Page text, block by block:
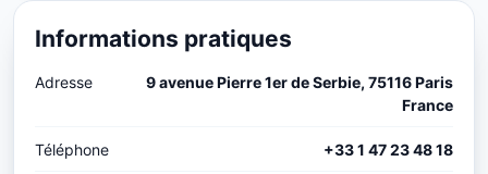
Informations pratiques
Adresse
9 avenue Pierre 1er de Serbie, 75116 Paris
France
Téléphone +33 1 47 23 48 18